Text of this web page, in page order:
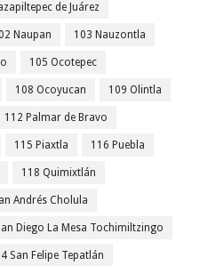
de Juárez
Naupan 103 Nauzontla
105 Ocotepec
108 Ocoyucan 109 Olintla
112 Palmar de Bravo
115 Piaxtla 116 Puebla
118 Quimixtlán
Andrés Cholula
Diego La Mesa Tochimiltzingo
San Felipe Tepatlán